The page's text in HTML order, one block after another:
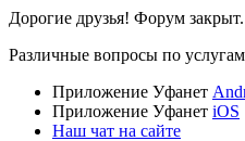
Дорогие друзья! Форум закрыт.
Различные вопросы по
Приложение Уфанет
Приложение Уфанет iOS
Наш чат на сайте